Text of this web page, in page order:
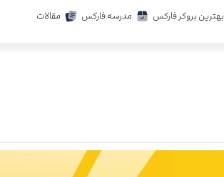
بهترین بروکر فارکس مدرسه فارکس مقالات